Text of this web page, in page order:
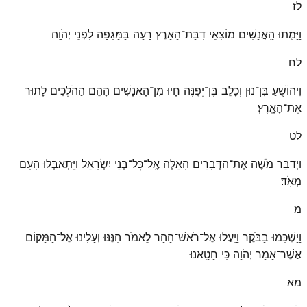
לז
וַיָּמֻתוּ הָֽאֲנָשִׁים מוֹצִאֵי דִבַּת־הָאָרֶץ רָעָה בַּמַּגֵּפָה לִפְנֵי יְהֹוָֽה׃
לח
וִיהוֹשֻׁעַ בִּן־נוּן וְכָלֵב בֶּן־יְפֻנֶּה חָיוּ מִן־הָאֲנָשִׁים הָהֵם הַהֹלְכִים לָתוּר
אֶת־הָאָֽרֶץ׃
לט
וַיְדַבֵּר מֹשֶׁה אֶת־הַדְּבָרִים הָאֵלֶּה אֶֽל־כׇּל־בְּנֵי יִשְׂרָאֵל וַיִּֽתְאַבְּלוּ הָעָם
מְאֹֽד׃
מ
וַיַּשְׁכִּמוּ בַבֹּקֶר וַיַּֽעֲלוּ אֶל־רֹאשׁ־הָהָר לֵאמֹר הִנֶּנּוּ וְעָלִינוּ אֶל־הַמָּקוֹם
אֲשֶׁר־אָמַר יְהֹוָה כִּי חָטָֽאנוּ׃
מא